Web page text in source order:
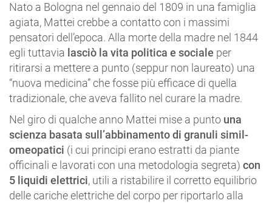
Nato a Bologna nel gennaio del 1809 in una famiglia
agiata, Mattei crebbe a contatto con i massimi
pensatori dell’epoca. Alla morte della madre nel 1844
egli tuttavia lasciò la vita politica e sociale per
ritirarsi a mettere a punto (seppur non laureato) una
“nuova medicina” che fosse più efficace di quella
tradizionale, che aveva fallito nel curare la madre.
Nel giro di qualche anno Mattei mise a punto una
scienza basata sull’abbinamento di granuli simil-
omeopatici (i cui principi erano estratti da piante
officinali e lavorati con una metodologia segreta) con
5 liquidi elettrici, utili a ristabilire il corretto equilibrio
delle cariche elettriche del corpo per riportarlo alla